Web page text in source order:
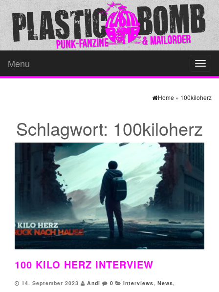
Menu
Home » 100kiloherz
Schlagwort: 100kiloherz
100 KILO HERZ INTERVIEW
14. September 2023 Andi 0 Interviews, News,